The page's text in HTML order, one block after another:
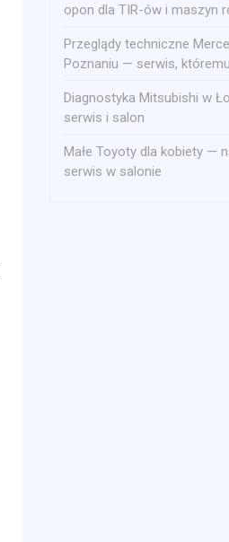
opon dla TIR-ów i maszyn
Przeglądy techniczne
Poznaniu — serwis,
Diagnostyka Mitsubishi w
serwis i salon
Małe Toyoty dla kobiety —
serwis w salonie